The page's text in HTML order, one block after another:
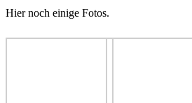
Hier noch einige Fotos.